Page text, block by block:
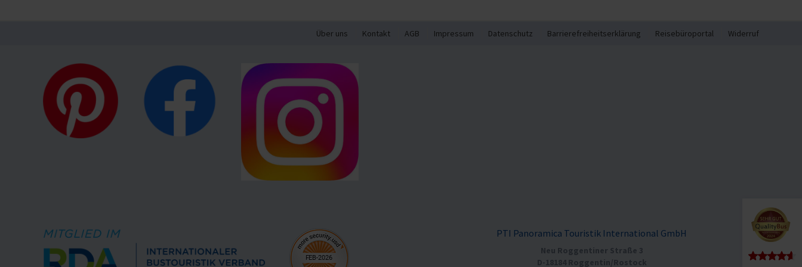
Über uns Kontakt AGB Impressum Datenschutz Barrierefreiheitserklärung Reisebüroportal Widerruf
PTI Panoramica Touristik International GmbH
Neu Roggentiner Straße 3
D-18184 Roggentin/Rostock